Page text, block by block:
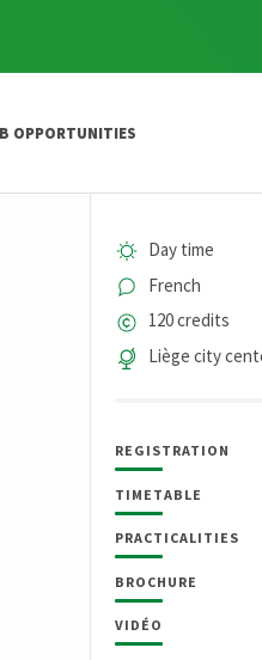
OPPORTUNITIES
Day time
French
120 credits
Liège city
REGISTRATION
TIMETABLE
PRACTICALITIES
BROCHURE
VIDÉO